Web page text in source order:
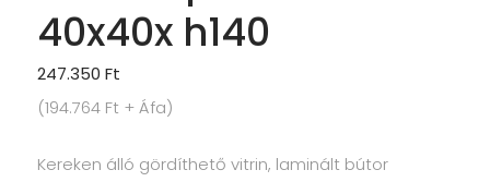
40x40x h140
247.350 Ft
(194.764 Ft + Áfa)
Kereken álló gördíthető vitrin, laminált bútor